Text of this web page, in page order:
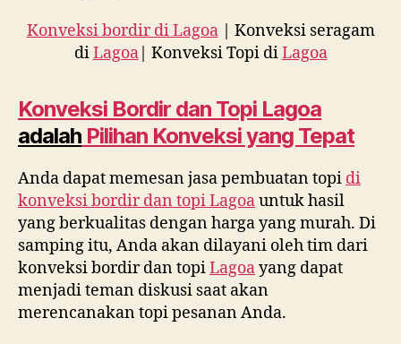
Konveksi bordir di Lagoa| Konveksi seragam
diLagoa| Konveksi Topi diLagoa
Konveksi Bordir dan Topi Lagoa
adalah Pilihan Konveksi yang Tepat
Anda dapat memesan jasa pembuatan topi di
konveksi bordir dan topiLagoauntuk hasil
yang berkualitas dengan harga yang murah. Di
samping itu, Anda akan dilayani oleh tim dari
konveksi bordir dan topiLagoayang dapat
menjadi teman diskusi saat akan
merencanakan topi pesanan Anda.